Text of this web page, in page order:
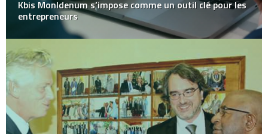
Kbis MonIdenum s’impose comme un outil clé pour les
entrepreneurs